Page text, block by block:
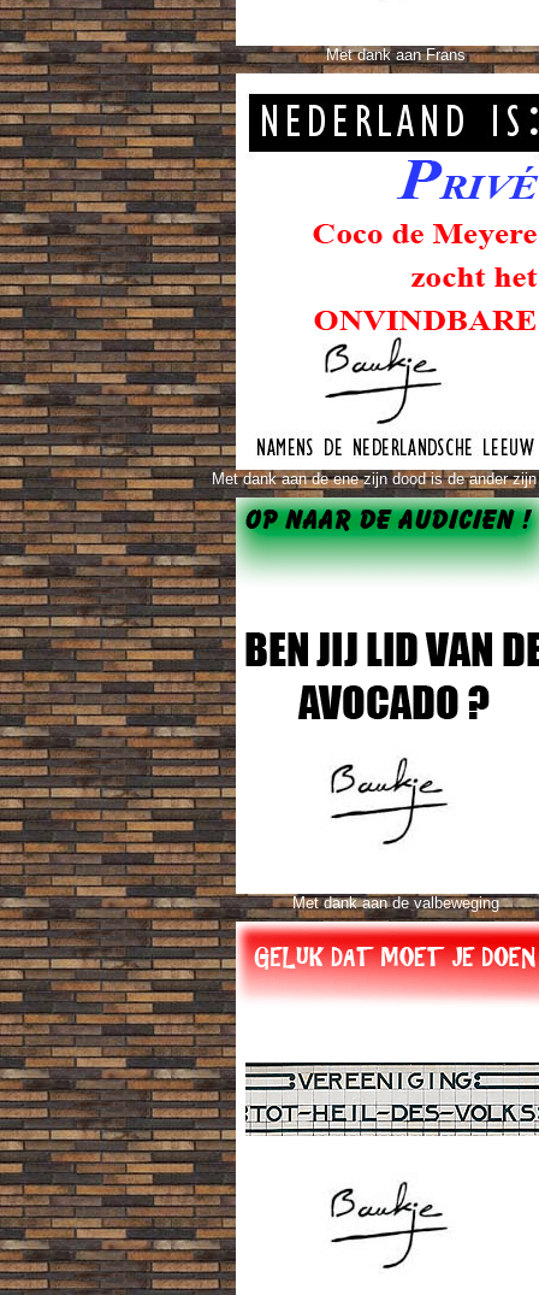
Met dank aan Frans
Met dank aan de ene zijn dood is de ander zijn
Met dank aan de valbeweging